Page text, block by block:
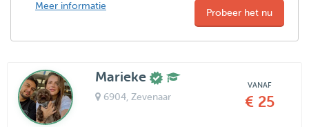
Meer informatie
Probeer het nu
Marieke
6904, Zevenaar
VANAF
€ 25